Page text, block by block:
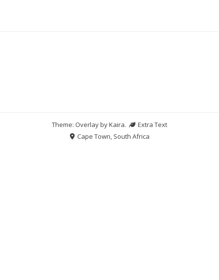
Theme: Overlay byKaira.
Extra Text
Cape Town, South Africa